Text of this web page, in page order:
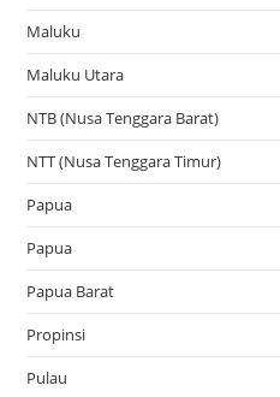
Maluku
Maluku Utara
NTB (Nusa Tenggara Barat)
NTT (Nusa Tenggara Timur)
Papua
Papua
Papua Barat
Propinsi
Pulau